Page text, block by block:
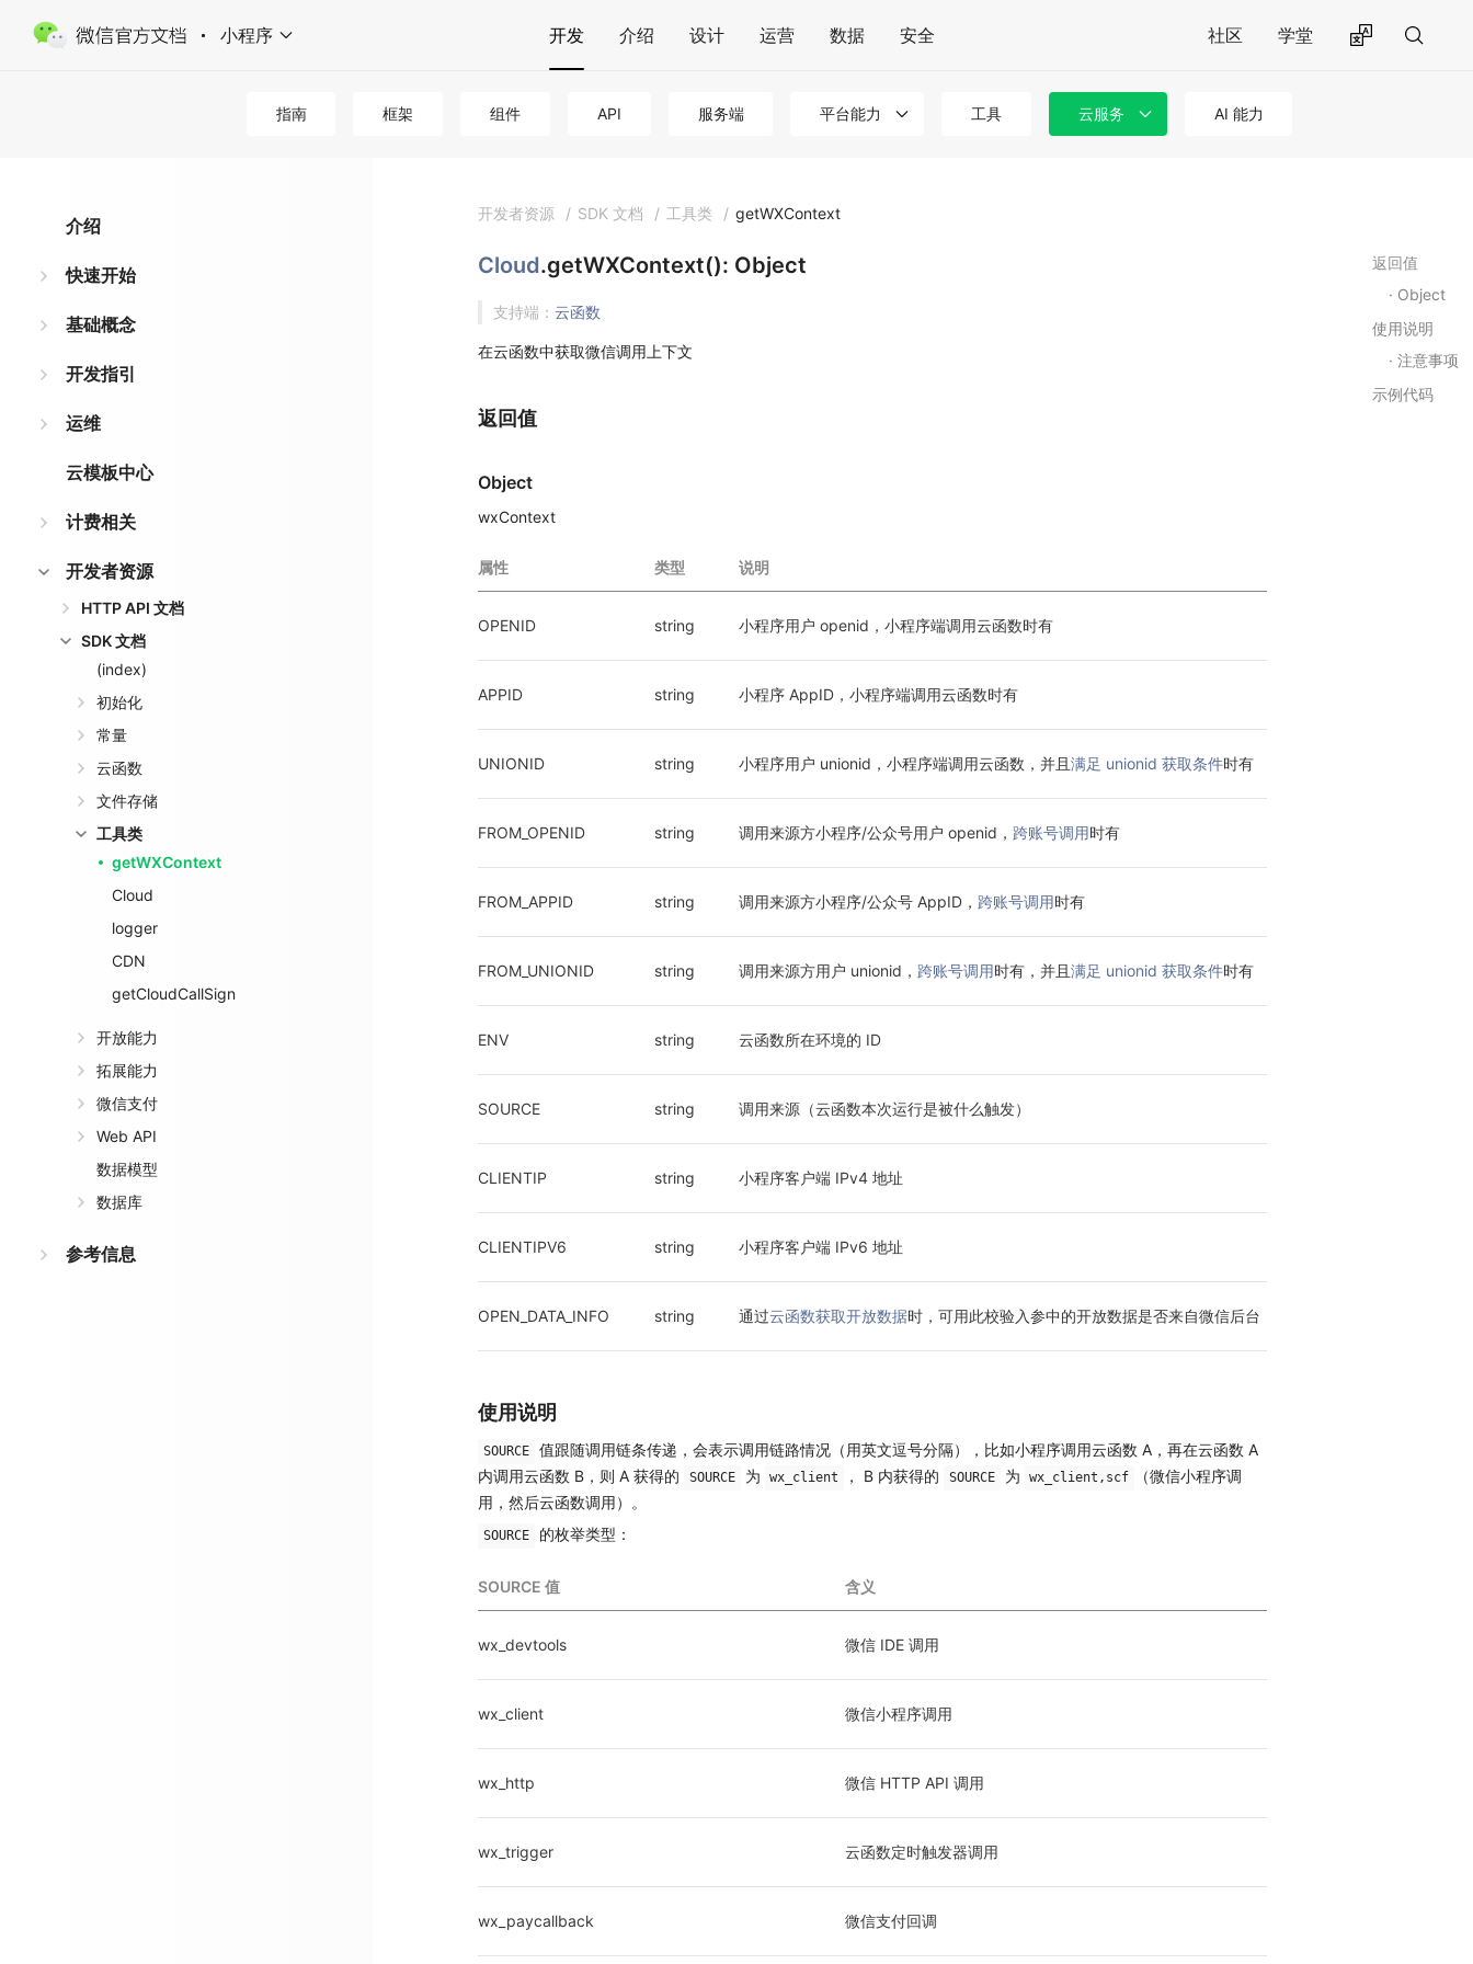
小程序 开发 介绍 设计 运营 数据 安全 社区 学堂
指南 框架 组件 API 服务端 平台能力 工具 云服务 AI 能力
介绍
快速开始
基础概念
开发指引
运维
云模板中心
计费相关
开发者资源
HTTP API 文档
SDK 文档
(index)
初始化
常量
云函数
文件存储
工具类
getWXContext
Cloud
logger
CDN
getCloudCallSign
开放能力
拓展能力
微信支付
Web API
数据模型
数据库
参考信息
开发者资源 / SDK 文档 / 工具类 / getWXContext
Cloud.getWXContext(): Object
支持端： 云函数
在云函数中获取微信调用上下文
返回值
Object
wxContext
属性 类型 说明
OPENID string 小程序用户 openid，小程序端调用云函数时有
APPID string 小程序 AppID，小程序端调用云函数时有
UNIONID string 小程序用户 unionid，小程序端调用云函数，并且满足 unionid 获取条件时有
FROM_OPENID string 调用来源方小程序/公众号用户 openid， 跨账号调用时有
FROM_APPID string 调用来源方小程序/公众号 AppID， 跨账号调用时有
FROM_UNIONID string 调用来源方用户 unionid， 跨账号调用时有，并且满足 unionid 获取条件时有
ENV string 云函数所在环境的 ID
SOURCE string 调用来源（云函数本次运行是被什么触发）
CLIENTIP string 小程序客户端 IPv4 地址
CLIENTIPV6 string 小程序客户端 IPv6 地址
OPEN_DATA_INFO string 通过云函数获取开放数据时，可用此校验入参中的开放数据是否来自微信后台
使用说明
SOURCE
值跟随调用链条传递，会表示调用链路情况（用英文逗号分隔），比如小程序调用云函数 A，再在云函数 A
内调用云函数 B，则 A 获得的
SOURCE 为 wx_client ， B 内获得的 SOURCE 为 wx_client,scf
（微信小程序调
用，然后云函数调用）。
SOURCE 的枚举类型：
SOURCE 值 含义
wx_devtools 微信 IDE 调用
wx_client 微信小程序调用
wx_http 微信 HTTP API 调用
wx_trigger 云函数定时触发器调用
wx_paycallback 微信支付回调
返回值
Object
使用说明
注意事项
示例代码